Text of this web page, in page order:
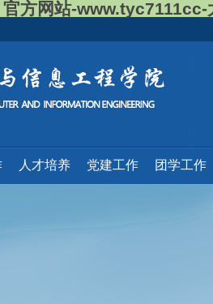
官方网站-www.tyc7111cc-
人才培养 党建工作 团学工作